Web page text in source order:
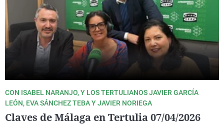
CON ISABEL NARANJO, Y LOS TERTULIANOS JAVIER GARCÍA
LEÓN, EVA SÁNCHEZ TEBA Y JAVIER NORIEGA
Claves de Málaga en Tertulia 07/04/2026